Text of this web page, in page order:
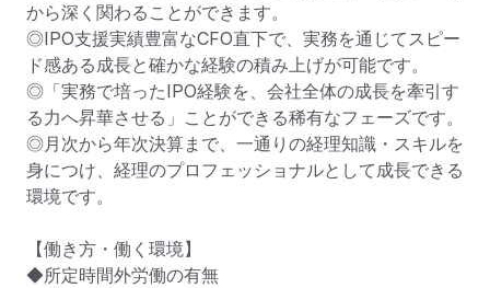
から深く関わることができます。
◎IPO支援実績豊富なCFO直下で、実務を通じてスピー
ド感ある成長と確かな経験の積み上げが可能です。
◎「実務で培ったIPO経験を、会社全体の成長を牽引す
る力へ昇華させる」ことができる稀有なフェーズです。
◎月次から年次決算まで、一通りの経理知識・スキルを
身につけ、経理のプロフェッショナルとして成長できる
環境です。
【働き方・働く環境】
◆所定時間外労働の有無